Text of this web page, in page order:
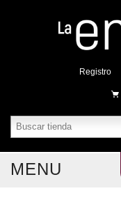
Registro
MENU